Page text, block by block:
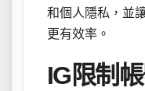
和個人隱私，並
更有效率。
IG限制